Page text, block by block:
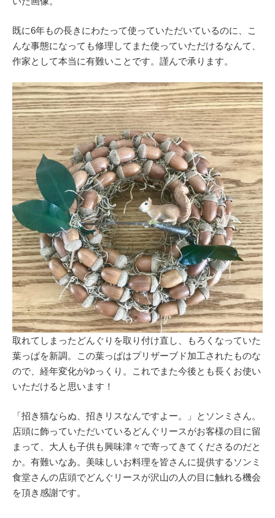
既に6年もの長きにわたって使っていただいているのに、こ
んな事態になっても修理してまた使っていただけるなんて、
作家として本当に有難いことです。謹んで承ります。
取れてしまったどんぐりを取り付け直し、もろくなっていた
葉っぱを新調。この葉っぱはプリザーブド加工されたものな
ので、経年変化がゆっくり。これでまた今後とも長くお使い
いただけると思います！
「招き猫ならぬ、招きリスなんですよー。」とソンミさん。
店頭に飾っていただいているどんぐリースがお客様の目に留
まって、大人も子供も興味津々で寄ってきてくださるのだと
か。有難いなあ。美味しいお料理を皆さんに提供するソンミ
食堂さんの店頭でどんぐリースが沢山の人の目に触れる機会
を頂き感謝です。